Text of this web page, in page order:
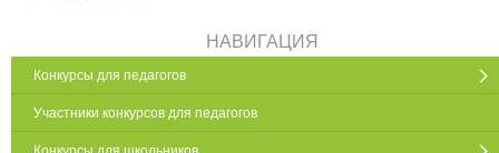
НАВИГАЦИЯ
Конкурсы для педагогов
Участники конкурсов для педагогов